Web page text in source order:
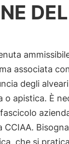
associata
degli
o apistica. È
CCIAA.
che si pratica